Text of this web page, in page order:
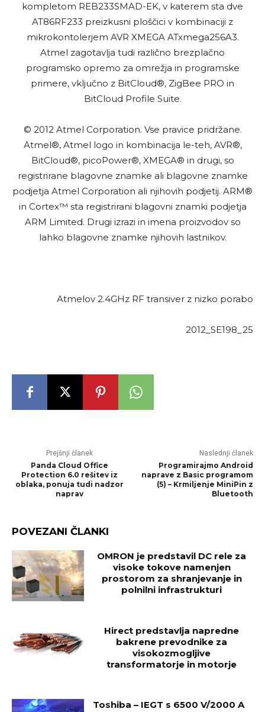
kompletom REB233SMAD-EK, v katerem sta dve
AT86RF233 preizkusni ploščici v kombinaciji z
mikrokontolerjem AVR XMEGA ATxmega256A3.
Atmel zagotavlja tudi različno brezplačno
programsko opremo za omrežja in programske
primere, vključno z BitCloud®, ZigBee PRO in
BitCloud Profile Suite.
© 2012 Atmel Corporation. Vse pravice pridržane.
Atmel®, Atmel logo in kombinacija le-teh, AVR®,
BitCloud®, picoPower®, XMEGA® in drugi, so
registrirane blagovne znamke ali blagovne znamke
podjetja Atmel Corporation ali njihovih podjetij. ARM®
in Cortex™ sta registrirani blagovni znamki podjetja
ARM Limited. Drugi izrazi in imena proizvodov so
lahko blagovne znamke njihovih lastnikov.
Atmelov 2.4GHz RF transiver z nizko porabo
2012_SE198_25
Prejšnji članek
Panda Cloud Office
Protection 6.0 rešitev iz
oblaka, ponuja tudi nadzor
naprav
Naslednji članek
Programirajmo Android
naprave z Basic programom
(5) – Krmiljenje MiniPin z
Bluetooth
POVEZANI ČLANKI
OMRON je predstavil DC rele za
visoke tokove namenjen
prostorom za shranjevanje in
polnilni infrastrukturi
Hirect predstavlja napredne
bakrene prevodnike za
visokozmogljive
transformatorje in motorje
Toshiba – IEGT s 6500 V/2000 A